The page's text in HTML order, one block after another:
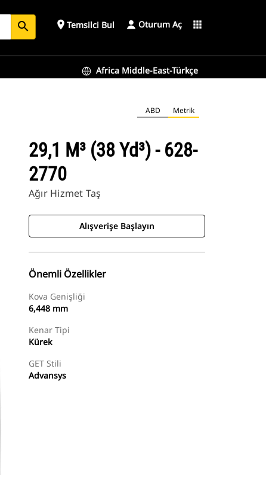
search place Temsilci Bul Oturum Aç apps
Africa Middle-East-Türkçe
ABD Metrik
29,1 M³ (38 Yd³) - 628-
2770
Ağır Hizmet Taş
Alışverişe Başlayın
Önemli Özellikler
Kova Genişliği
6,448 mm
Kenar Tipi
Kürek
GET Stili
Advansys